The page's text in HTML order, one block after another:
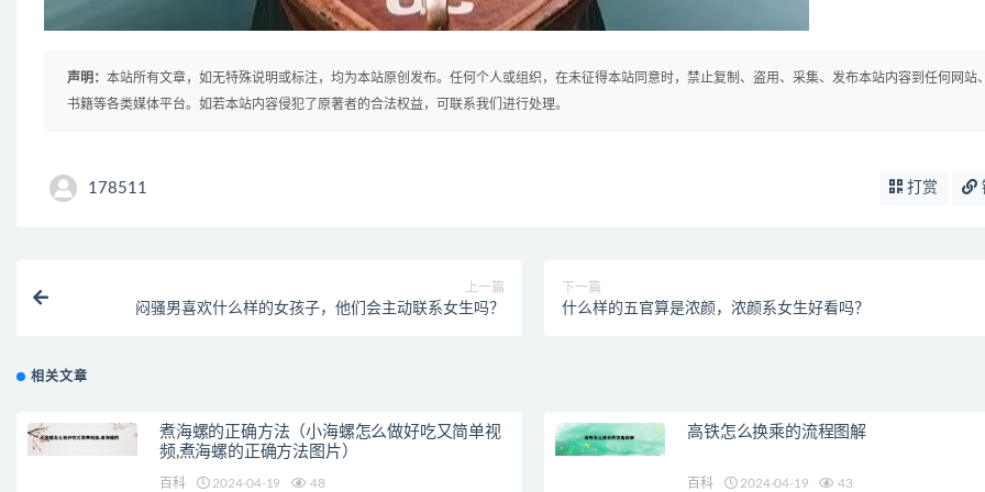
声明： 本站所有文章，如无特殊说明或标注，均为本站原创发布。任何个人或组织，在未征得本站同意时，禁止复制、盗用、采集、发布本站内容到任何网站
书籍等各类媒体平台。如若本站内容侵犯了原著者的合法权益，可联系我们进行处理。
178511 打赏
上一篇
闷骚男喜欢什么样的女孩子，他们会主动联系女生吗？
下一篇
什么样的五官算是浓颜，浓颜系女生好看吗？
相关文章
煮海螺的正确方法（小海螺怎么做好吃又简单视
频,煮海螺的正确方法图片）
百科 2024-04-19 48
高铁怎么换乘的流程图解
百科 2024-04-19 43